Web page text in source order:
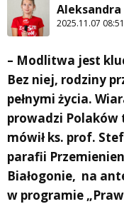
Aleksandra
2025.11.07 08:51
– Modlitwa jest
Bez niej, rodziny
pełnymi życia.
prowadzi Polaków
mówił ks. prof.
parafii
Białogonie, na
w programie